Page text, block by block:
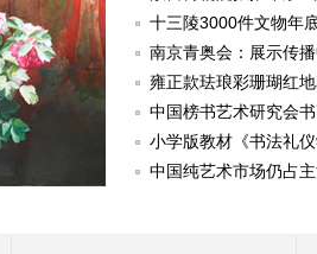
十三陵3000件文物年
南京青奥会：展示传
雍正款珐琅彩珊瑚红
中国榜书艺术研究会
小学版教材《书法礼
中国纯艺术市场仍占